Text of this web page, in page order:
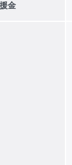
金